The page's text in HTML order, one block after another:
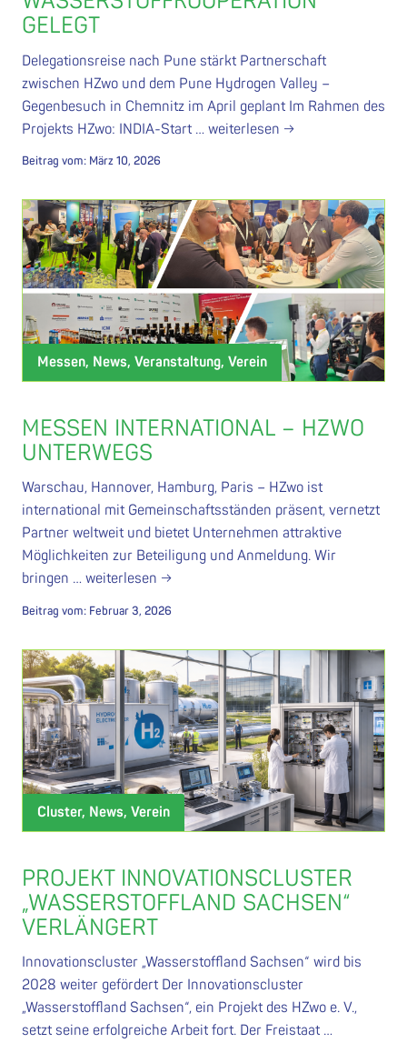
GELEGT
Delegationsreise nach Pune stärkt Partnerschaft
zwischen HZwo und dem Pune Hydrogen Valley –
Gegenbesuch in Chemnitz im April geplant Im Rahmen des
Projekts HZwo: INDIA-Start … weiterlesen →
Beitrag vom: März 10, 2026
Messen, News, Veranstaltung, Verein
MESSEN INTERNATIONAL – HZWO
UNTERWEGS
Warschau, Hannover, Hamburg, Paris – HZwo ist
international mit Gemeinschaftsständen präsent, vernetzt
Partner weltweit und bietet Unternehmen attraktive
Möglichkeiten zur Beteiligung und Anmeldung. Wir
bringen … weiterlesen →
Beitrag vom: Februar 3, 2026
Cluster, News, Verein
PROJEKT INNOVATIONSCLUSTER
„WASSERSTOFFLAND SACHSEN“
VERLÄNGERT
Innovationscluster „Wasserstoffland Sachsen“ wird bis
2028 weiter gefördert Der Innovationscluster
„Wasserstoffland Sachsen“, ein Projekt des HZwo e. V.,
setzt seine erfolgreiche Arbeit fort. Der Freistaat …